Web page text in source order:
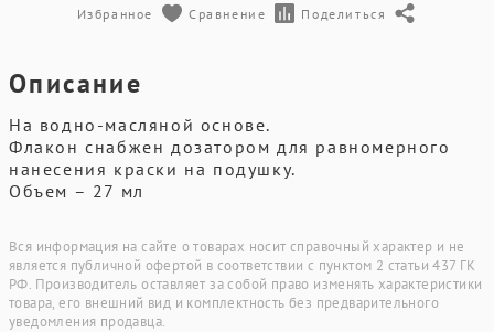
Избранное Сравнение Поделиться
Описание
На водно-масляной основе.
Флакон снабжен дозатором для равномерного
нанесения краски на подушку.
Объем – 27 мл
Вся информация на сайте о товарах носит справочный характер и не
является публичной офертой в соответствии с пунктом 2 статьи 437 ГК
РФ. Производитель оставляет за собой право изменять характеристики
товара, его внешний вид и комплектность без предварительного
уведомления продавца.